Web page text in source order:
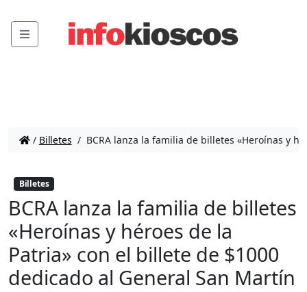
Menu
/ Billetes / BCRA lanza la familia de billetes «Heroínas y
Billetes
BCRA lanza la familia de billetes
«Heroínas y héroes de la
Patria» con el billete de $1000
dedicado al General San Martín